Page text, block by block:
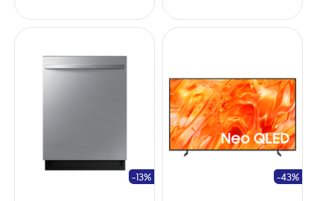
-13% -43%